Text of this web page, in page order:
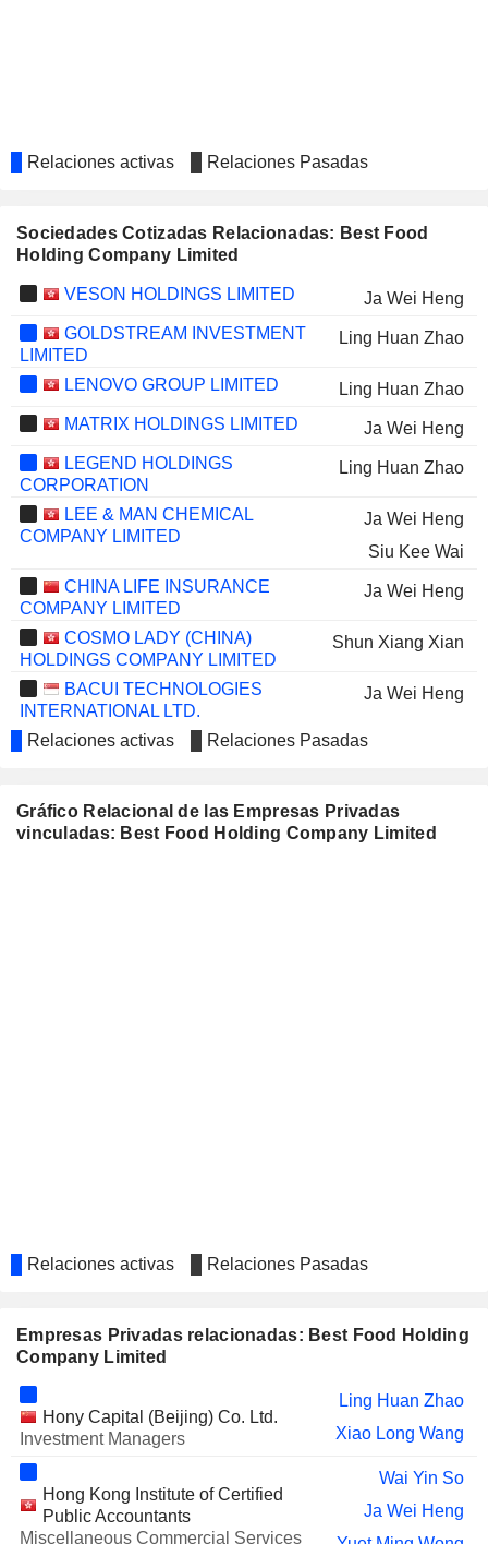
Relaciones activas Relaciones Pasadas
Sociedades Cotizadas Relacionadas: Best Food
Holding Company Limited
VESON HOLDINGS LIMITED
Ja Wei Heng
GOLDSTREAM INVESTMENT
LIMITED
Ling Huan Zhao
LENOVO GROUP LIMITED
Ling Huan Zhao
MATRIX HOLDINGS LIMITED
Ja Wei Heng
LEGEND HOLDINGS
CORPORATION
Ling Huan Zhao
LEE & MAN CHEMICAL
COMPANY LIMITED
Ja Wei Heng
Siu Kee Wai
CHINA LIFE INSURANCE
COMPANY LIMITED
Ja Wei Heng
COSMO LADY (CHINA)
HOLDINGS COMPANY LIMITED
Shun Xiang Xian
BACUI TECHNOLOGIES
INTERNATIONAL LTD.
Ja Wei Heng
TRADEGO FINTECH LIMITED
Ja Wei Heng
NOODLES CATERING
MANAGEMENT CO., LTD.
Relaciones activas Relaciones Pasadas
Gráfico Relacional de las Empresas Privadas
vinculadas: Best Food Holding Company Limited
Relaciones activas Relaciones Pasadas
Empresas Privadas relacionadas: Best Food Holding
Company Limited
Hony Capital (Beijing) Co. Ltd.
Investment Managers
Ling Huan Zhao
Xiao Long Wang
Hong Kong Institute of Certified
Public Accountants
Miscellaneous Commercial Services
Wai Yin So
Ja Wei Heng